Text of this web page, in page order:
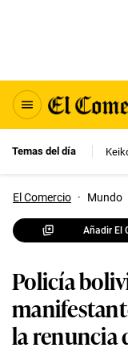
Temas del día
El Comercio · Mundo
Añadir El
Policía
la renuncia